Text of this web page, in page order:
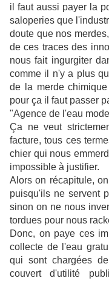
il faut aussi payer la
saloperies que
doute que nos
de ces traces des
nous fait ingurgiter
comme il n'y a plus
de la merde
pour ça il faut passer
"Agence de l'eau
Ça ne veut
facture, tous ces
chier qui nous
impossible à justifier.
Alors on récapitule,
puisqu'ils ne servent
sinon on ne nous
tordues pour nous
Donc, on paye ces
collecte de l'eau
qui sont chargées
couvert d'utilité